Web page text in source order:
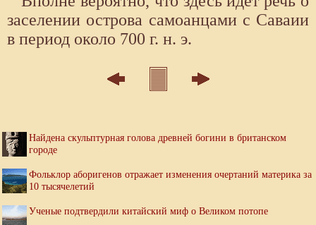
заселении острова самоанцами с Саваии
в период около 700 г. н. э.
Найдена скульптурная голова древней богини в британском
городе
Фольклор аборигенов отражает изменения очертаний материка за
10 тысячелетий
Ученые подтвердили китайский миф о Великом потопе